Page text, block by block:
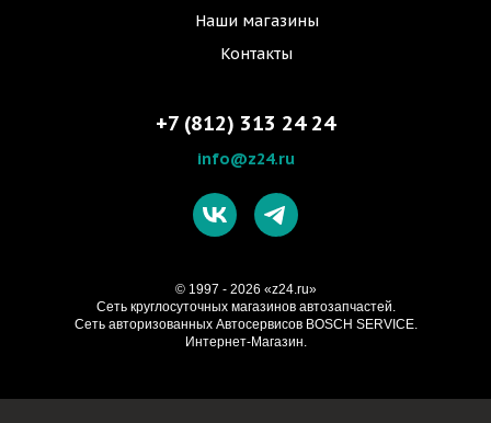
Наши магазины
Контакты
+7 (812) 313 24 24
info@z24.ru
© 1997 - 2026 «z24.ru»
Cеть круглосуточных магазинов автозапчастей.
Сеть авторизованных Автосервисов BOSCH SERVICE.
Интернет-Магазин.